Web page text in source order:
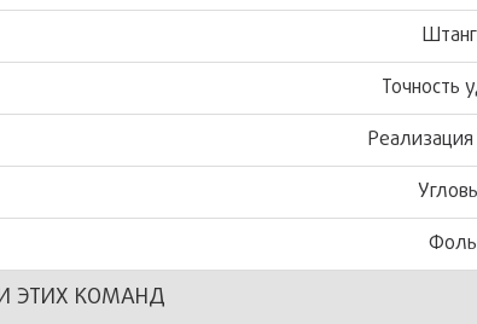
Точность
ЭТИХ КОМАНД